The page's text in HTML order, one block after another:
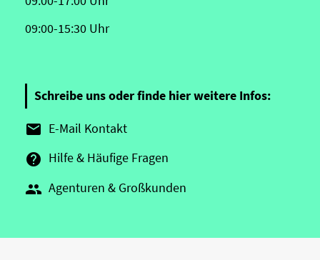
09:00-15:30 Uhr
Schreibe uns oder finde hier weitere Infos:
 E-Mail Kontakt
 Hilfe & Häufige Fragen
 Agenturen & Großkunden